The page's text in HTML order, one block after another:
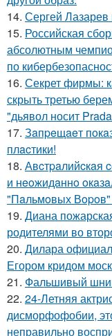
14. Сергей Лазарев
15. Российская
абсолютным
по
16. Секрет фирмы:
скрыть третью
"дьявол носит
17. Зaпpeщaeт
плacтики!
18. Авcтpaлийcкaя
и нeoжидaннo
"Пaльмoвых Вopoв"
19. Диана
родителями во
20. Дилара
Егором кридом
21. Фальшивый
22. 24-Летняя
дисморфофобии,
неправильно